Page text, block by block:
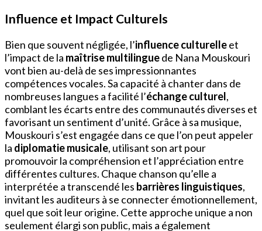
Influence et Impact Culturels
Bien que souvent négligée, l’influence culturelleet
l’impact de la maîtrise multilinguede Nana Mouskouri
vont bien au-delà de ses impressionnantes
compétences vocales. Sa capacité à chanter dans de
nombreuses langues a facilité l’échange culturel,
comblant les écarts entre des communautés diverses et
favorisant un sentiment d’unité. Grâce à sa musique,
Mouskouri s’est engagée dans ce que l’on peut appeler
la diplomatie musicale, utilisant son art pour
promouvoir la compréhension et l’appréciation entre
différentes cultures. Chaque chanson qu’elle a
interprétée a transcendé les barrières linguistiques,
invitant les auditeurs à se connecter émotionnellement,
quel que soit leur origine. Cette approche unique a non
seulement élargi son public, mais a également